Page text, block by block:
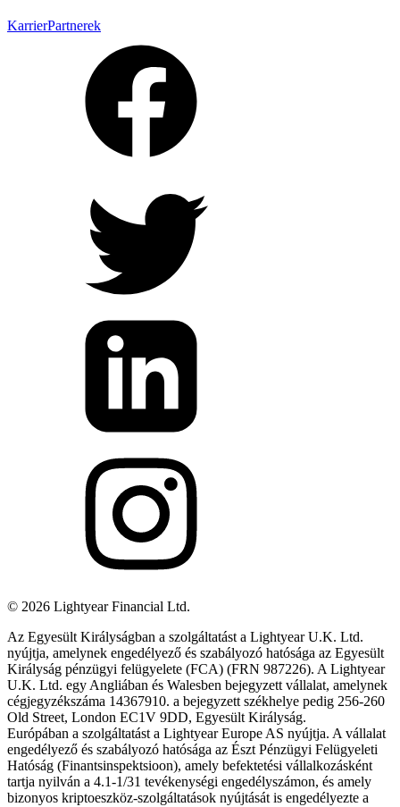
KarrierPartnerek
© 2026 Lightyear Financial Ltd.
Az Egyesült Királyságban a szolgáltatást a Lightyear U.K. Ltd.
nyújtja, amelynek engedélyező és szabályozó hatósága az Egyesült
Királyság pénzügyi felügyelete (FCA) (FRN 987226). A Lightyear
U.K. Ltd. egy Angliában és Walesben bejegyzett vállalat, amelynek
cégjegyzékszáma 14367910. a bejegyzett székhelye pedig 256-260
Old Street, London EC1V 9DD, Egyesült Királyság.
Európában a szolgáltatást a Lightyear Europe AS nyújtja. A vállalat
engedélyező és szabályozó hatósága az Észt Pénzügyi Felügyeleti
Hatóság (Finantsinspektsioon), amely befektetési vállalkozásként
tartja nyilván a 4.1-1/31 tevékenységi engedélyszámon, és amely
bizonyos kriptoeszköz-szolgáltatások nyújtását is engedélyezte a